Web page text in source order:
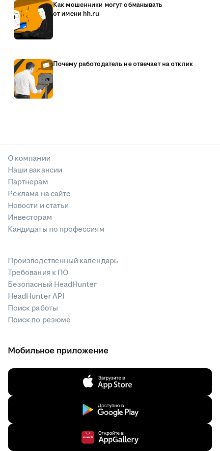
Как мошенники могут обманывать
от имени hh.ru
Почему работодатель не отвечает на отклик
О компании
Наши вакансии
Партнерам
Реклама на сайте
Новости и статьи
Инвесторам
Кандидаты по профессиям
Производственный календарь
Требования к ПО
Безопасный HeadHunter
HeadHunter API
Поиск работы
Поиск по резюме
Мобильное приложение